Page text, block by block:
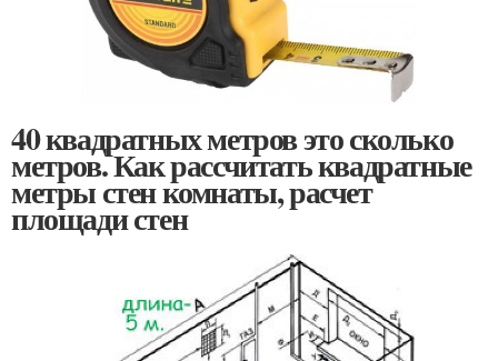
40 квадратных метров это сколько
метров. Как рассчитать квадратные
метры стен комнаты, расчет
площади стен